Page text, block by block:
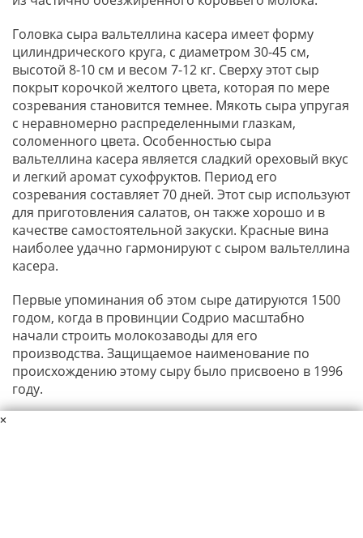
Головка сыра вальтеллина касера имеет форму
цилиндрического круга, с диаметром 30-45 см,
высотой 8-10 см и весом 7-12 кг. Сверху этот сыр
покрыт корочкой желтого цвета, которая по мере
созревания становится темнее. Мякоть сыра упругая
с неравномерно распределенными глазкам,
соломенного цвета. Особенностью сыра
вальтеллина касера является сладкий ореховый вкус
и легкий аромат сухофруктов. Период его
созревания составляет 70 дней. Этот сыр используют
для приготовления салатов, он также хорошо и в
качестве самостоятельной закуски. Красные вина
наиболее удачно гармонируют с сыром вальтеллина
касера.
Первые упоминания об этом сыре датируются 1500
годом, когда в провинции Содрио масштабно
начали строить молокозаводы для его
производства. Защищаемое наименование по
происхождению этому сыру было присвоено в 1996
году.
×